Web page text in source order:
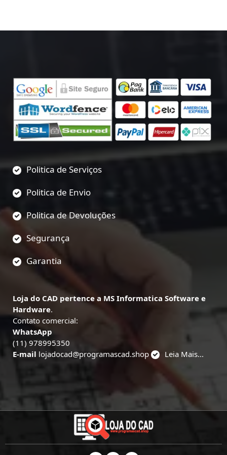
Politica de Serviços
Politica de Envio
Politica de Devoluções
Segurança
Garantia
Loja do CAD pertence a MS Informatica Software e
Hardware.
Contato comercial:
WhatsApp
(11) 978995350
E-mail lojadocad@programascad.shop Leia Mais...